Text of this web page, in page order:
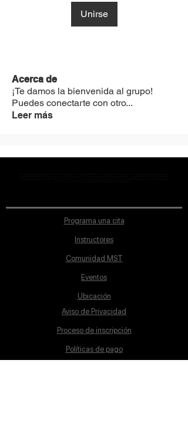
Unirse
Acerca de
¡Te damos la bienvenida al grupo!
Puedes conectarte con otro...
Leer más
Programa una cita
Instructores
Comunidad MST
Eventos
Ubicación
Aviso de Privacidad
Proceso de inscripción
Políticas de pago